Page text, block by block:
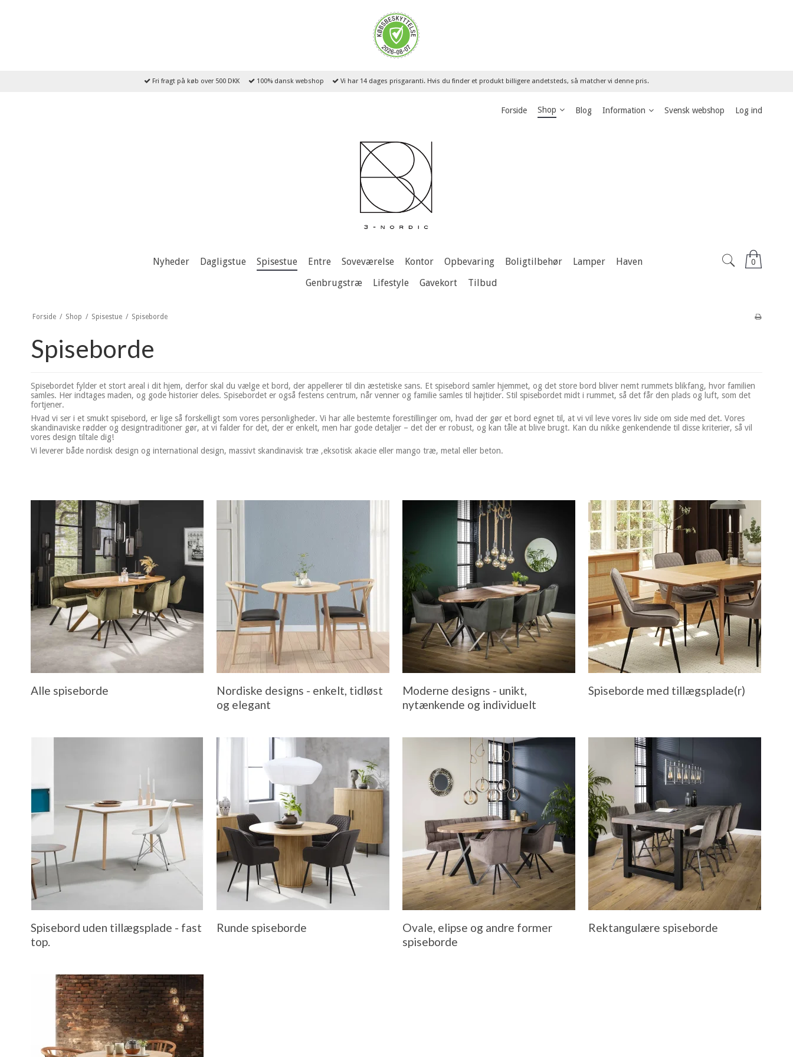
Fri fragt på køb over 500 DKK 100% dansk webshop Vi har 14 dages prisgaranti. Hvis du finder et produkt billigere andetsteds, så matcher vi denne pris.
Forside Shop Blog Information Svensk webshop Log ind
0
Nyheder Dagligstue Spisestue Entre Soveværelse Kontor Opbevaring Boligtilbehør Lamper
Haven
Genbrugstræ
Lifestyle Gavekort Tilbud
Forside / Shop / Spisestue / Spiseborde
Spiseborde
Spisebordet fylder et stort areal i dit hjem, derfor skal du vælge et bord, der appellerer til din æstetiske sans. Et spisebord samler hjemmet, og det store bord bliver nemt rummets blikfang, hvor familien
samles. Her indtages maden, og gode historier deles. Spisebordet er også festens centrum, når venner og familie samles til højtider. Stil spisebordet midt i rummet, så det får den plads og luft, som det
fortjener.
Hvad vi ser i et smukt spisebord, er lige så forskelligt som vores personligheder. Vi har alle bestemte forestillinger om, hvad der gør et bord egnet til, at vi vil leve vores liv side om side med det. Vores
skandinaviske rødder og designtraditioner gør, at vi falder for det, der er enkelt, men har gode detaljer – det der er robust, og kan tåle at blive brugt. Kan du nikke genkendende til disse kriterier, så vil
vores design tiltale dig!
Vi leverer både nordisk design og international design, massivt skandinavisk træ ,eksotisk akacie eller mango træ, metal eller beton.
Alle spiseborde
Nordiske designs - enkelt, tidløst
og elegant
Moderne designs - unikt,
nytænkende og individuelt
Spiseborde med tillægsplade(r)
Spisebord uden tillægsplade - fast
top.
Runde spiseborde
Ovale, elipse og andre former
spiseborde
Rektangulære spiseborde